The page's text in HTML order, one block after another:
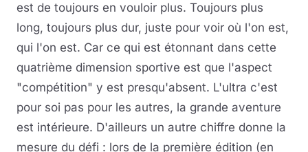
est de toujours en vouloir plus. Toujours plus
long, toujours plus dur, juste pour voir où l'on est,
qui l'on est. Car ce qui est étonnant dans cette
quatrième dimension sportive est que l'aspect
"compétition" y est presqu'absent. L'ultra c'est
pour soi pas pour les autres, la grande aventure
est intérieure. D'ailleurs un autre chiffre donne la
mesure du défi : lors de la première édition (en